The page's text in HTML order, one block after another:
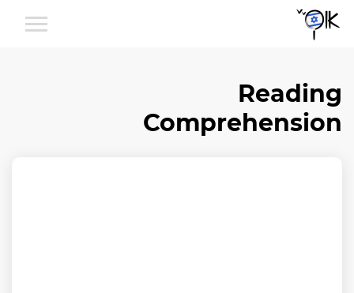
Reading
Comprehension